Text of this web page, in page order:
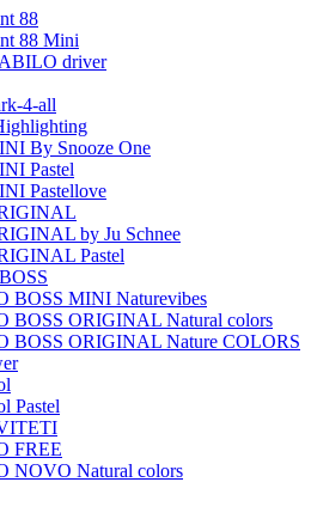
88
88 Mini
driver
4-all
By Snooze One
Pastel
Pastellove
by Ju Schnee
Pastel
BOSS MINI Naturevibes
BOSS ORIGINAL Natural colors
BOSS ORIGINAL Nature COLORS
Pastel
FREE
NOVO Natural colors